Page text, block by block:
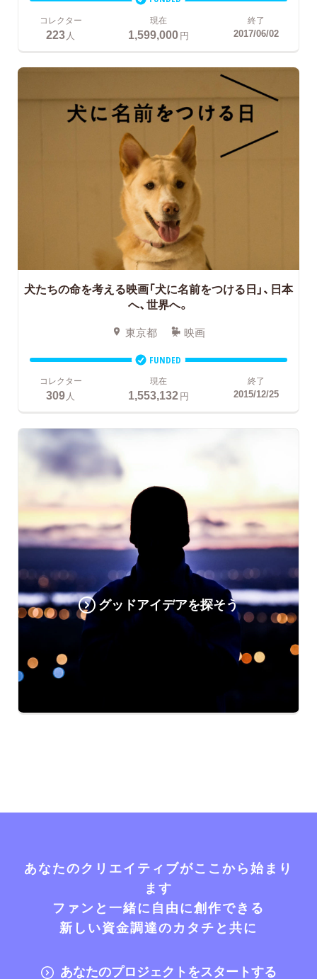
コレクター
223 人
現在
1,599,000円
終了
2017/06/02
犬たちの命を考える映画「犬に名前をつける日」、日本
へ、世界へ。
東京都 映画
FUNDED
コレクター
309人
現在
1,553,132円
終了
2015/12/25
グッドアイデアを探そう
あなたのクリエイティブがここから始まり
ます
ファンと一緒に自由に創作できる
新しい資金調達のカタチと共に
あなたのプロジェクトをスタートする